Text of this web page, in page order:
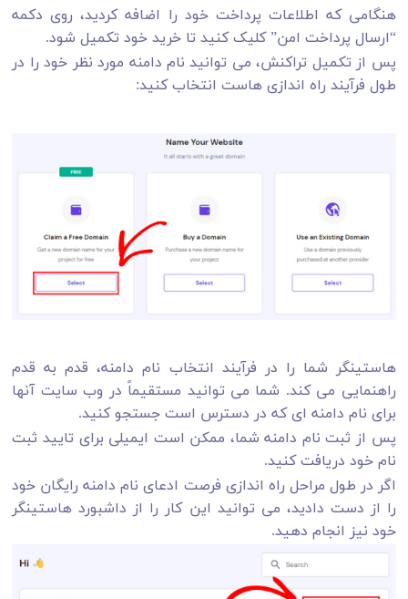
هنگامی که اطلاعات پرداخت خود را اضافه کردید، روی دکمه
“ارسال پرداخت امن” کلیک کنید تا خرید خود تکمیل شود.
پس از تکمیل تراکنش، می توانید نام دامنه مورد نظر خود را در
طول فرآیند راه اندازی هاست انتخاب کنید:
هاستینگر شما را در فرآیند انتخاب نام دامنه، قدم به قدم
راهنمایی می کند. شما می توانید مستقیماً در وب سایت آنها
برای نام دامنه ای که در دسترس است جستجو کنید.
پس از ثبت نام دامنه شما، ممکن است ایمیلی برای تایید ثبت
نام خود دریافت کنید.
اگر در طول مراحل راه اندازی فرصت ادعای نام دامنه رایگان خود
را از دست دادید، می توانید این کار را از داشبورد هاستینگر
خود نیز انجام دهید.